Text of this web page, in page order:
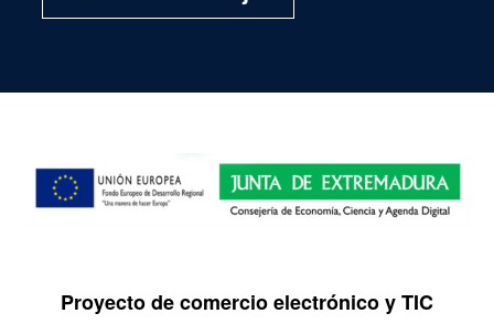
Proyecto de comercio electrónico y TIC